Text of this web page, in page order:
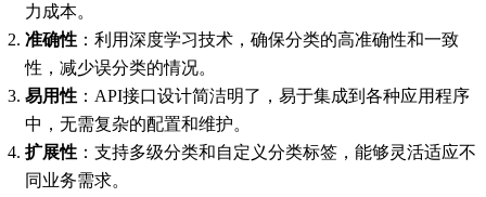
力成本。
准确性 ：利用深度学习技术，确保分类的高准确性和一致
性，减少误分类的情况。
易用性 ：API接口设计简洁明了，易于集成到各种应用程序
中，无需复杂的配置和维护。
扩展性 ：支持多级分类和自定义分类标签，能够灵活适应不
同业务需求。